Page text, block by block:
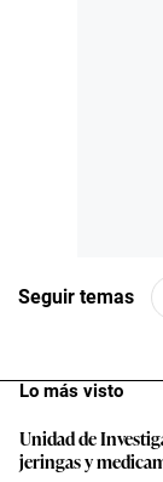
Seguir temas
Lo más visto
Unidad de
jeringas y